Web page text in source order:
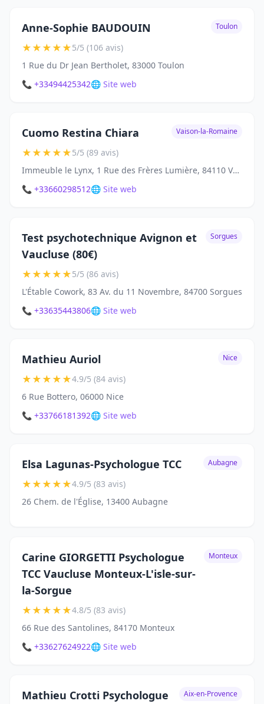
Anne-Sophie BAUDOUIN Toulon
★★★★★5/5 (106 avis)
1 Rue du Dr Jean Bertholet, 83000 Toulon
📞 +33494425342🌐 Site web
Cuomo Restina Chiara Vaison-la-Romaine
★★★★★5/5 (89 avis)
Immeuble le Lynx, 1 Rue des Frères Lumière, 84110 Vaison-la-Romaine
📞 +33660298512🌐 Site web
Test psychotechnique Avignon et
Vaucluse (80€)
Sorgues
★★★★★5/5 (86 avis)
L'Étable Cowork, 83 Av. du 11 Novembre, 84700 Sorgues
📞 +33635443806🌐 Site web
Mathieu Auriol Nice
★★★★★4.9/5 (84 avis)
6 Rue Bottero, 06000 Nice
📞 +33766181392🌐 Site web
Elsa Lagunas-Psychologue TCC Aubagne
★★★★★4.9/5 (83 avis)
26 Chem. de l'Église, 13400 Aubagne
Carine GIORGETTI Psychologue
TCC Vaucluse Monteux-L'isle-sur-
la-Sorgue
Monteux
★★★★★4.8/5 (83 avis)
66 Rue des Santolines, 84170 Monteux
📞 +33627624922🌐 Site web
Mathieu Crotti Psychologue
Aix-en-Provence